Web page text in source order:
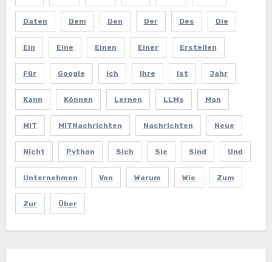
Daten Dem Den Der Des Die
Ein Eine Einen Einer Erstellen
Für Google Ich Ihre Ist Jahr
Kann Können Lernen LLMs Man
MIT MITNachrichten Nachrichten Neue
Nicht Python Sich Sie Sind Und
Unternehmen Von Warum Wie Zum
Zur Über